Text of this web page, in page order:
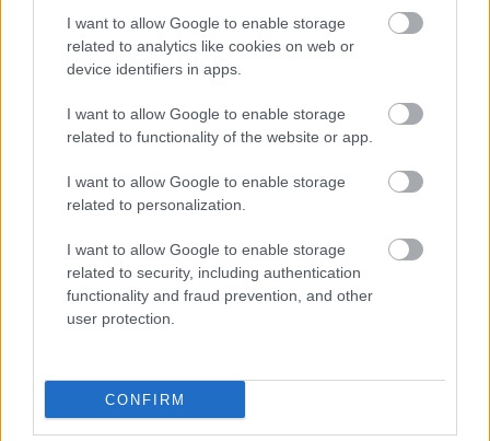
I want to allow Google to enable storage
related to analytics like cookies on web or
device identifiers in apps.
I want to allow Google to enable storage
related to functionality of the website or app.
I want to allow Google to enable storage
related to personalization.
I want to allow Google to enable storage
related to security, including authentication
functionality and fraud prevention, and other
user protection.
CONFIRM
nem csinál valamit,
amit kellene. Ha gyermek fejlődése és ellátása nem
megfelelően biztosított, kiemelhető a családból, de ennek
szigorú szabályai vannak. Egy szakemberrel arról
beszélgettünk, hogyan előzhető meg a baj, illetve ha már ki
kilátások vannak a jövőben.
JNSZ megyei hírek alapellátás,család,családsegítő
, védőnő
kismamák és a babák egészségét
2024.09.02. szol24.hu